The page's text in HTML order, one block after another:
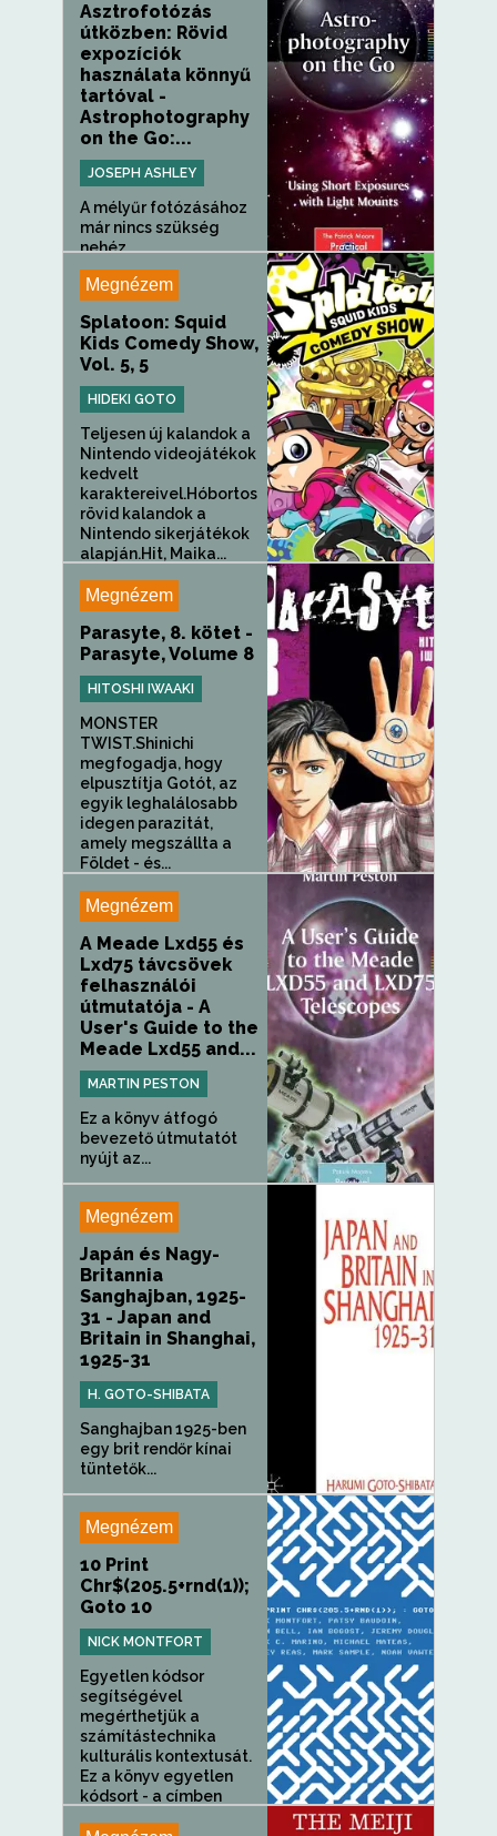
Asztrofotózás
útközben: Rövid
expozíciók
használata könnyű
tartóval -
Astrophotography
on the Go:...
JOSEPH ASHLEY
A mélyűr fotózásához
már nincs szükség
nehéz,...
Megnézem
Splatoon: Squid
Kids Comedy Show,
Vol. 5, 5
HIDEKI GOTO
Teljesen új kalandok a
Nintendo videojátékok
kedvelt
karaktereivel.Hóbortos
rövid kalandok a
Nintendo sikerjátékok
alapján.Hit, Maika...
Megnézem
Parasyte, 8. kötet -
Parasyte, Volume 8
HITOSHI IWAAKI
MONSTER
TWIST.Shinichi
megfogadja, hogy
elpusztítja Gotót, az
egyik leghalálosabb
idegen parazitát,
amely megszállta a
Földet - és...
Megnézem
A Meade Lxd55 és
Lxd75 távcsövek
felhasználói
útmutatója - A
User's Guide to the
Meade Lxd55 and...
MARTIN PESTON
Ez a könyv átfogó
bevezető útmutatót
nyújt az...
Megnézem
Japán és Nagy-
Britannia
Sanghajban, 1925-
31 - Japan and
Britain in Shanghai,
1925-31
H. GOTO-SHIBATA
Sanghajban 1925-ben
egy brit rendőr kínai
tüntetők...
Megnézem
10 Print
Chr$(205.5+rnd(1));
Goto 10
NICK MONTFORT
Egyetlen kódsor
segítségével
megérthetjük a
számítástechnika
kulturális kontextusát.
Ez a könyv egyetlen
kódsort - a címben